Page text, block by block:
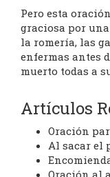
Pero esta
graciosa por
la romería, las
enfermas antes
muerto todas a
Artículos
Oración
Al sacar el